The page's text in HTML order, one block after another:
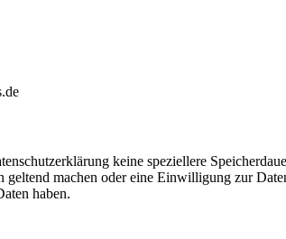
keine speziellere
geltend machen oder eine Einwilligung zur
haben.